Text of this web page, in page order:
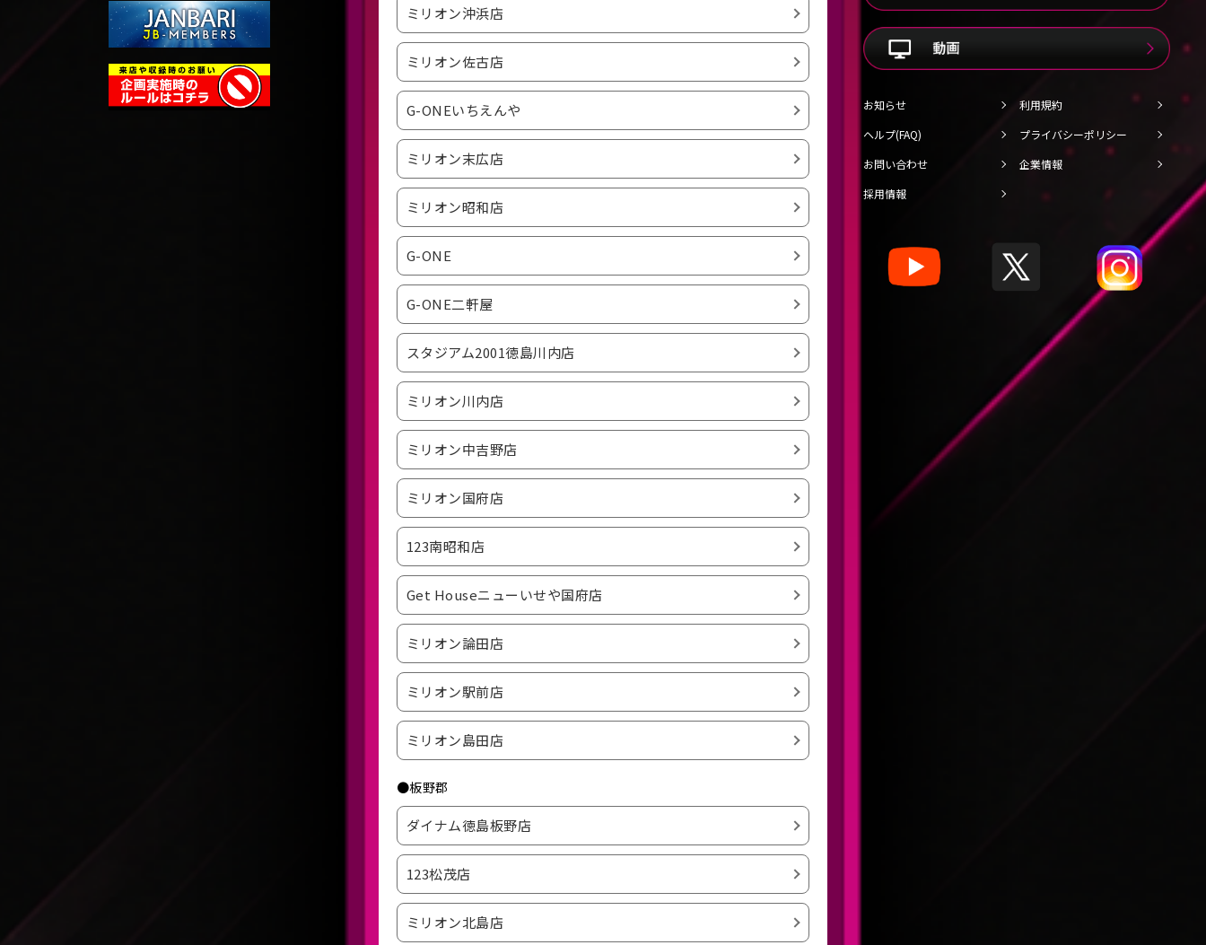
ミリオン沖浜店
ミリオン佐古店
G-ONEいちえんや
ミリオン末広店
ミリオン昭和店
G-ONE
G-ONE二軒屋
スタジアム2001徳島川内店
ミリオン川内店
ミリオン中吉野店
ミリオン国府店
123南昭和店
Get Houseニューいせや国府店
ミリオン論田店
ミリオン駅前店
ミリオン島田店
●板野郡
ダイナム徳島板野店
123松茂店
ミリオン北島店
お知らせ
利用規約
ヘルプ(FAQ)
プライバシーポリシー
お問い合わせ
企業情報
採用情報